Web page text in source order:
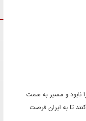
نابود و مسیر به سمت
تا به ایران فرصت